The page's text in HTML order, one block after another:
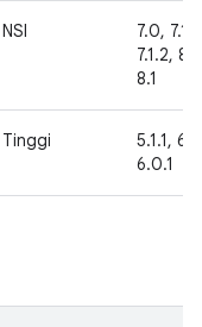
NSI
7.0, 7.1.1,
7.1.2,
8.1
Tinggi
5.1.1,
6.0.1